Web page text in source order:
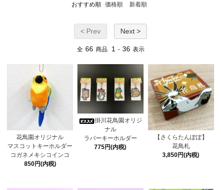
おすすめ順 価格順 新着順
< Prev Next >
全 66 商品 1 - 36 表示
花鳥園オリジナル
マスコットキーホルダー
コガネメキシコインコ
850円(内税)
掛川花鳥園オリジ
ナル
ラバーキーホルダー
775円(内税)
【さくらたんぽぽ】
花鳥札
3,850円(内税)